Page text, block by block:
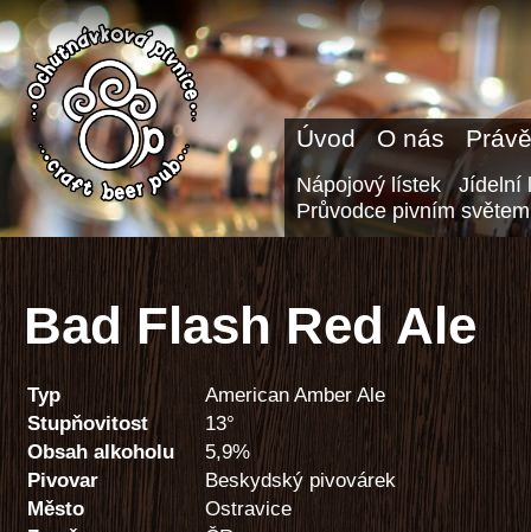
Úvod O nás
Nápojový lístek
Jídelní
Průvodce pivním světem
Bad Flash Red Ale
Typ
American Amber Ale
Stupňovitost
13°
Obsah alkoholu
5,9%
Pivovar
Beskydský pivovárek
Město
Ostravice